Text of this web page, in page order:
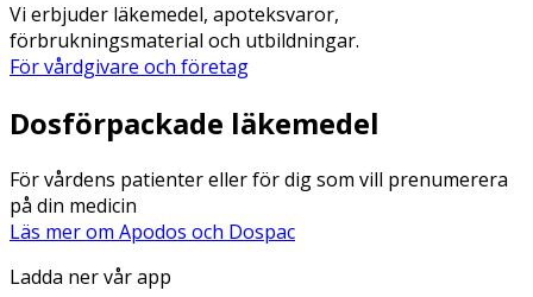
Vi erbjuder läkemedel, apoteksvaror,
förbrukningsmaterial och utbildningar.
För vårdgivare och företag
Dosförpackade läkemedel
För vårdens patienter eller för dig som vill prenumerera
på din medicin
Läs mer om Apodos och Dospac
Ladda ner vår app